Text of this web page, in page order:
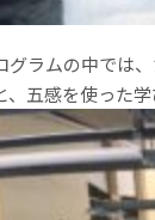
グラムの中では
、五感を使った